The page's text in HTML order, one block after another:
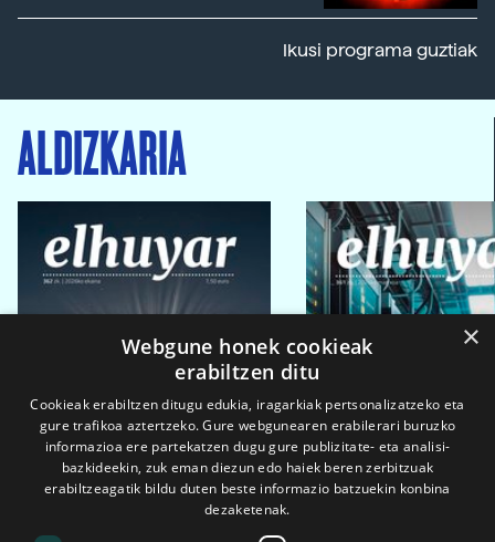
Ikusi programa guztiak
ALDIZKARIA
×
Webgune honek cookieak
erabiltzen ditu
Cookieak erabiltzen ditugu edukia, iragarkiak pertsonalizatzeko eta
gure trafikoa aztertzeko. Gure webgunearen erabilerari buruzko
informazioa ere partekatzen dugu gure publizitate- eta analisi-
bazkideekin, zuk eman diezun edo haiek beren zerbitzuak
erabiltzeagatik bildu duten beste informazio batzuekin konbina
dezaketenak.